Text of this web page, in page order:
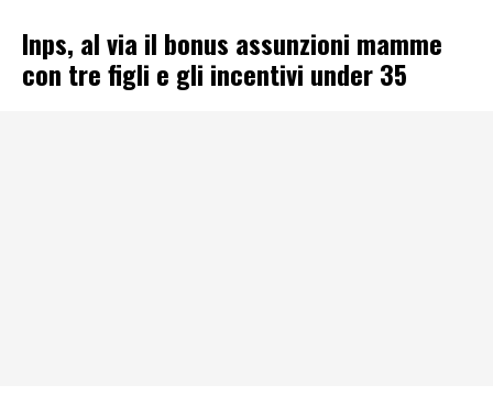
Inps, al via il bonus assunzioni mamme
con tre figli e gli incentivi under 35